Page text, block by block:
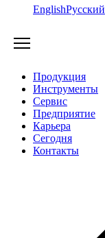
EnglishРусский
Продукция
Инструменты
Сервис
Предприятие
Карьера
Cегодня
Контакты